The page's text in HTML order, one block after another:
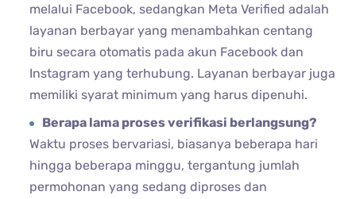
melalui Facebook, sedangkan Meta Verified adalah
layanan berbayar yang menambahkan centang
biru secara otomatis pada akun Facebook dan
Instagram yang terhubung. Layanan berbayar juga
memiliki syarat minimum yang harus dipenuhi.
Berapa lama proses verifikasi berlangsung?
Waktu proses bervariasi, biasanya beberapa hari
hingga beberapa minggu, tergantung jumlah
permohonan yang sedang diproses dan